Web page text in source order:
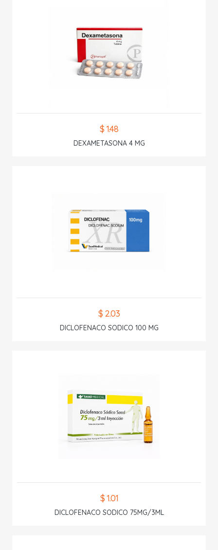
$ 1.48
DEXAMETASONA 4 MG
$ 2.03
DICLOFENACO SODICO 100 MG
$ 1.01
DICLOFENACO SODICO 75MG/3ML